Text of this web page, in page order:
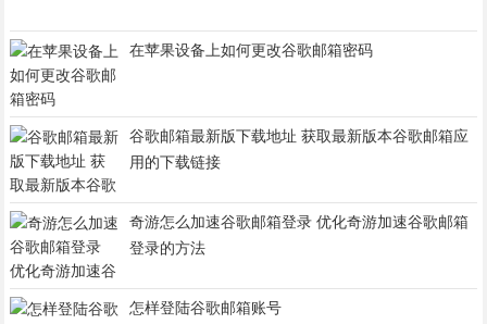
在苹果设备上如何更改谷歌邮箱密码
谷歌邮箱最新版下载地址 获取最新版本谷歌邮箱应
用的下载链接
奇游怎么加速谷歌邮箱登录 优化奇游加速谷歌邮箱
登录的方法
怎样登陆谷歌邮箱账号